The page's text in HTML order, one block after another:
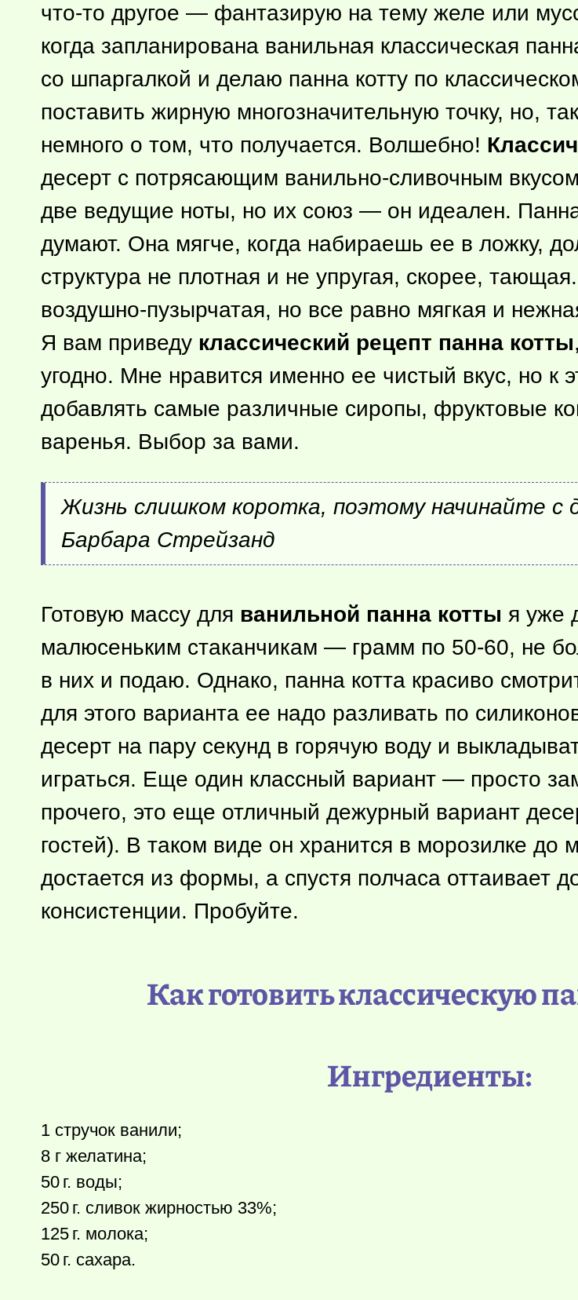
что-то другое — фантазирую на тему желе или
когда запланирована ванильная классическая
со шпаргалкой и делаю панна котту по
поставить жирную многозначительную точку, но,
немного о том, что получается. Волшебно!
десерт с потрясающим ванильно-сливочным
две ведущие ноты, но их союз — он идеален.
думают. Она мягче, когда набираешь ее в ложку,
структура не плотная и не упругая, скорее,
воздушно-пузырчатая, но все равно мягкая и
Я вам приведу классический рецепт панна котты
угодно. Мне нравится именно ее чистый вкус, но к
добавлять самые различные сиропы, фруктовые
варенья. Выбор за вами.
Жизнь слишком коротка, поэтому начинайте с
Барбара Стрейзанд
Готовую массу для ванильной панна котты я уже
малюсеньким стаканчикам — грамм по 50-60, не
в них и подаю. Однако, панна котта красиво
для этого варианта ее надо разливать по
десерт на пару секунд в горячую воду и
играться. Еще один классный вариант — просто
прочего, это еще отличный дежурный вариант
гостей). В таком виде он хранится в морозилке до
достается из формы, а спустя полчаса оттаивает
консистенции. Пробуйте.
Как готовить классическую
Ингредиенты:
1 стручок ванили;
8 г желатина;
50 г. воды;
250 г. сливок жирностью 33%;
125 г. молока;
50 г. сахара.